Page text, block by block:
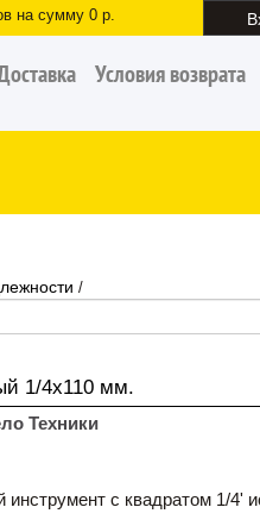
на сумму 0 р.
Условия возврата
/
1/4х110 мм.
Техники
с квадратом 1/4'